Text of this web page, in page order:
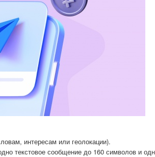
интересам или геолокации).
текстовое сообщение до 160 символов и